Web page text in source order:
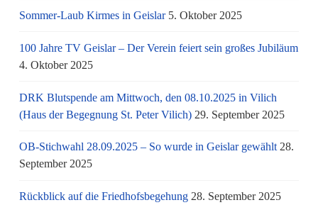
Sommer-Laub Kirmes in Geislar 5. Oktober 2025
100 Jahre TV Geislar – Der Verein feiert sein großes Jubiläum
4. Oktober 2025
DRK Blutspende am Mittwoch, den 08.10.2025 in Vilich
(Haus der Begegnung St. Peter Vilich) 29. September 2025
OB-Stichwahl 28.09.2025 – So wurde in Geislar gewählt 28.
September 2025
Rückblick auf die Friedhofsbegehung 28. September 2025